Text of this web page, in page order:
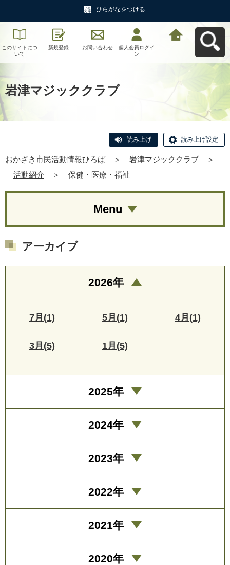
ひらがなをつける
このサイトにつ
いて
新規登録 お問い合わせ
個人会員ログイ
ン
岩津マジッククラブ
読み上げ 読み上げ設定
おかざき市民活動情報ひろば ＞ 岩津マジッククラブ
＞
活動紹介
＞ 保健・医療・福祉
Menu
アーカイブ
2026年
7月(1) 5月(1) 4月(1)
3月(5) 1月(5)
2025年
2024年
2023年
2022年
2021年
2020年